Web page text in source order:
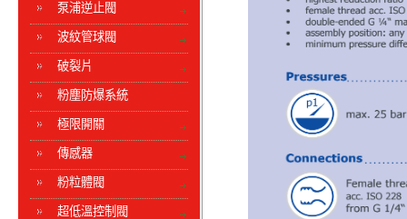
泵浦逆止閥
波紋管球閥
破裂片
粉塵防爆系統
極限開關
傳感器
粉粒體閥
超低溫控制閥